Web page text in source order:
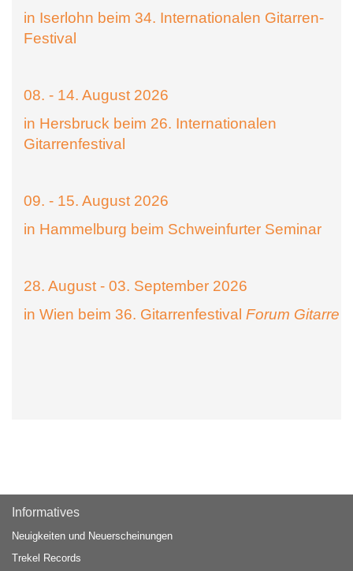
in Iserlohn beim 34. Internationalen Gitarren-
Festival
08. - 14. August 2026
in Hersbruck beim 26. Internationalen
Gitarrenfestival
09. - 15. August 2026
in Hammelburg beim Schweinfurter Seminar
28. August - 03. September 2026
in Wien beim 36. Gitarrenfestival Forum Gitarre
Informatives
Neuigkeiten und Neuerscheinungen
Trekel Records